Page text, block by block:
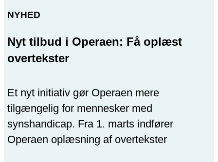
NYHED
Nyt tilbud i Operaen: Få oplæst
overtekster
Et nyt initiativ gør Operaen mere
tilgængelig for mennesker med
synshandicap. Fra 1. marts indfører
Operaen oplæsning af overtekster